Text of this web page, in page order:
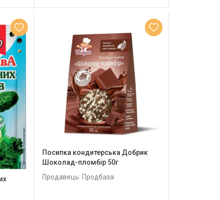
Посипка кондитерська Добрик
Шоколад-пломбір 50г
Продавець: Продбаза